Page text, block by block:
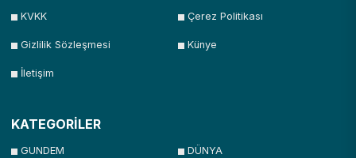
KVKK Çerez Politikası
Gizlilik Sözleşmesi Künye
İletişim
KATEGORİLER
GUNDEM DÜNYA